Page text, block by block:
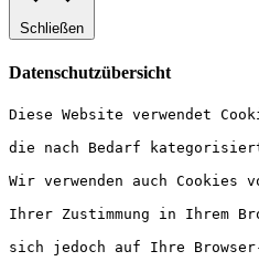
Schließen
Datenschutzübersicht
Diese Website verwendet
die nach Bedarf
Wir verwenden auch
Ihrer Zustimmung in Ihrem
sich jedoch auf Ihre